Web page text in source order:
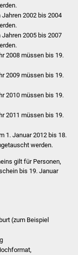
Parteien
2002 bis 2004
2005 bis 2007
2008 müssen bis 19.
2009 müssen bis 19.
2010 müssen bis 19.
2011 müssen bis 19.
1. Januar 2012 bis 18.
werden.
gilt für Personen,
bis 19. Januar
(zum Beispiel